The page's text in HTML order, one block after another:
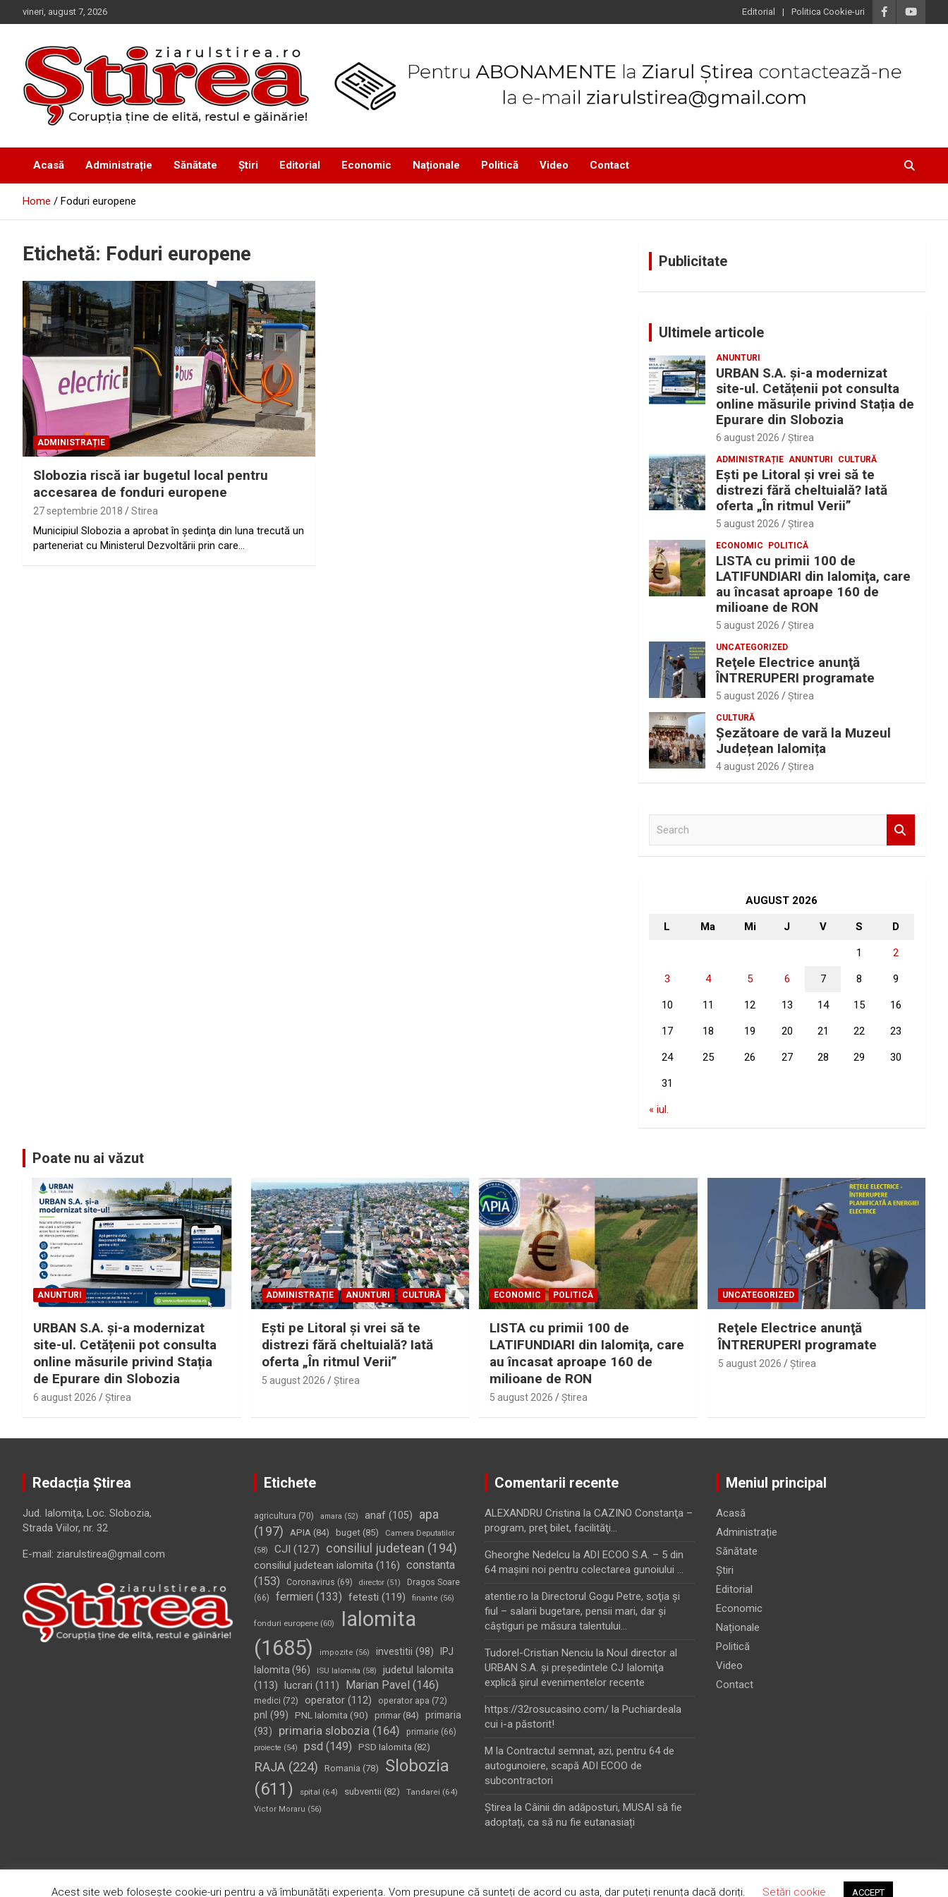
to
vineri, august 7, 2026 Editorial Politica Cookie-uri
Ziarul Știrea
Acasă Administrație Sănătate Știri Editorial Economic Naționale Politică Video Contact
Home Foduri europene
Etichetă: Foduri europene
ADMINISTRAȚIE
Slobozia riscă iar bugetul local pentru
accesarea de fonduri europene
27 septembrie 2018 Stirea
Municipiul Slobozia a aprobat în şedinţa din luna trecută un
parteneriat cu Ministerul Dezvoltării prin care…
Publicitate
Ultimele articole
ANUNTURI
URBAN S.A. și-a modernizat
site-ul. Cetățenii pot consulta
online măsurile privind Stația de
Epurare din Slobozia
6 august 2026 Ştirea
ADMINISTRAȚIE ANUNTURI CULTURĂ
Eşti pe Litoral şi vrei să te
distrezi fără cheltuială? Iată
oferta „În ritmul Verii”
5 august 2026 Ştirea
ECONOMIC POLITICĂ
LISTA cu primii 100 de
LATIFUNDIARI din Ialomiţa, care
au încasat aproape 160 de
milioane de RON
5 august 2026 Ştirea
UNCATEGORIZED
Reţele Electrice anunţă
ÎNTRERUPERI programate
5 august 2026 Ştirea
CULTURĂ
Șezătoare de vară la Muzeul
Județean Ialomița
4 august 2026 Ştirea
AUGUST 2026
L Ma Mi J V S D
1 2
3 4 5 6 7 8 9
10 11 12 13 14 15 16
17 18 19 20 21 22 23
24 25 26 27 28 29 30
31
« iul.
Poate nu ai văzut
ANUNTURI
URBAN S.A. și-a modernizat
site-ul. Cetățenii pot consulta
online măsurile privind Stația
de Epurare din Slobozia
6 august 2026 Ştirea
ADMINISTRAȚIE ANUNTURI CULTURĂ
Eşti pe Litoral şi vrei să te
distrezi fără cheltuială? Iată
oferta „În ritmul Verii”
5 august 2026 Ştirea
ECONOMIC POLITICĂ
LISTA cu primii 100 de
LATIFUNDIARI din Ialomiţa, care
au încasat aproape 160 de
milioane de RON
5 august 2026 Ştirea
UNCATEGORIZED
Reţele Electrice anunţă
ÎNTRERUPERI programate
5 august 2026 Ştirea
Redacția Știrea
Jud. Ialomiţa, Loc. Slobozia,
Strada Viilor, nr. 32
E-mail: ziarulstirea@gmail.com
Etichete
agricultura (70) amara (52) anaf(105)
apa
(197)
APIA(84) buget(85)
Camera Deputatilor
(58)
CJI (127) consiliul judetean (194)
consiliul judetean ialomita(116) constanta
(153)
Coronavirus (69) director(51)
Dragos Soare
(66)
fermieri (133) fetesti (119) finante (56)
fonduri europene(60)
Ialomita
(1685)
impozite (56) investitii (98)
IPJ
Ialomita (96) ISU Ialomita (58)
judetul Ialomita
(113) lucrari (111) Marian Pavel (146)
medici (72) operator(112) operator apa (72)
pnl (99) PNL Ialomita (90) primar(84)
primaria
(93)
primaria slobozia(164) primarie(66)
proiecte (54) psd (149) PSD Ialomita (82)
RAJA(224) Romania (78)
Slobozia
(611)
spital (64) subventii (82) Tandarei (64)
Victor Moraru (56)
Comentarii recente
ALEXANDRU Cristina la CAZINO Constanţa –
program, preţ bilet, facilităţi…
Gheorghe Nedelcu la ADI ECOO S.A. – 5 din
64 maşini noi pentru colectarea gunoiului …
atentie.ro la Directorul Gogu Petre, soţia şi
fiul – salarii bugetare, pensii mari, dar şi
câştiguri pe măsura talentului…
Tudorel-Cristian Nenciu la Noul director al
URBAN S.A. şi preşedintele CJ Ialomiţa
explică şirul evenimentelor recente
https://32rosucasino.com/ la Puchiardeala
cui i-a păstorit!
M la Contractul semnat, azi, pentru 64 de
autogunoiere, scapă ADI ECOO de
subcontractori
Ştirea la Câinii din adăposturi, MUSAI să fie
adoptați, ca să nu fie eutanasiați
Meniul principal
Acasă
Administrație
Sănătate
Știri
Editorial
Economic
Naționale
Politică
Video
Contact
Copyright © 2026Ziarul Știrea Theme by:Theme Horse Proudly Powered by:WordPress
Acest site web folosește cookie-uri pentru a vă îmbunătăți experiența. Vom presupune că sunteți de acord cu asta, dar puteți renunța dacă doriți. Setări cookie ACCEPT